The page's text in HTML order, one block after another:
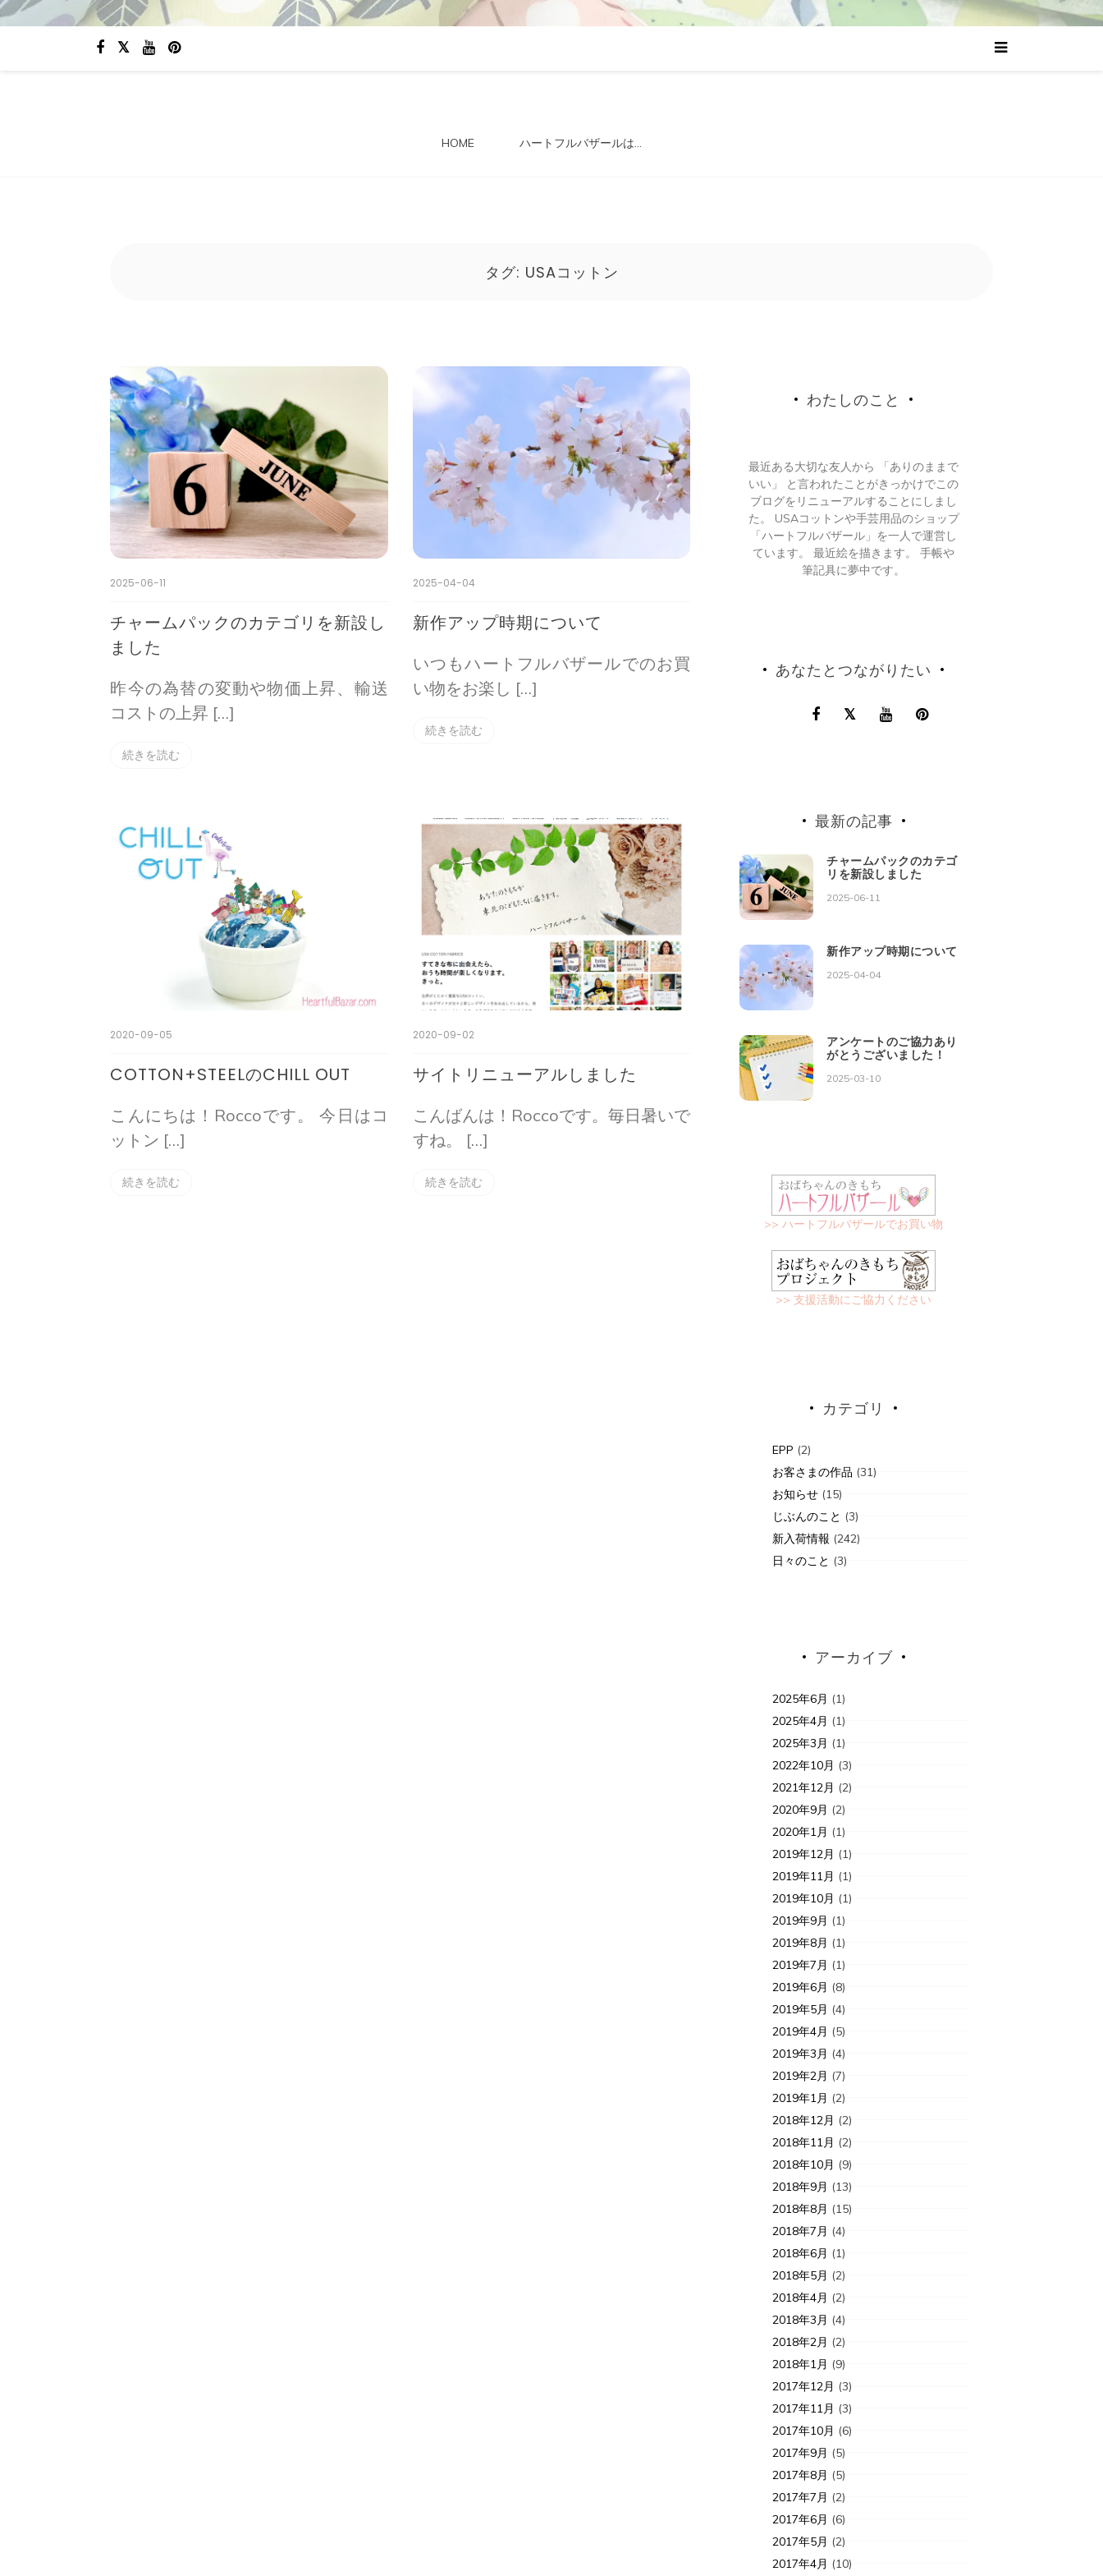
HOME ハートフルバザールは…
タグ: USAコットン
2025-06-11
チャームパックのカテゴリを新設し
ました
昨今の為替の変動や物価上昇、輸送
コストの上昇 […]
続きを読む
2025-04-04
新作アップ時期について
いつもハートフルバザールでのお買
い物をお楽し […]
続きを読む
2020-09-05
COTTON+STEELのCHILL OUT
こんにちは！Roccoです。 今日はコ
ットン […]
続きを読む
2020-09-02
サイトリニューアルしました
こんばんは！Roccoです。毎日暑いで
すね。 […]
続きを読む
わたしのこと
最近ある大切な友人から 「ありのままで
いい」 と言われたことがきっかけでこの
ブログをリニューアルすることにしまし
た。 USAコットンや手芸用品のショップ
「ハートフルバザール」を一人で運営し
ています。 最近絵を描きます。 手帳や
筆記具に夢中です。
あなたとつながりたい
最新の記事
チャームパックのカテゴ
リを新設しました
2025-06-11
新作アップ時期について
2025-04-04
アンケートのご協力あり
がとうございました！
2025-03-10
>> ハートフルバザールでお買い物
>> 支援活動にご協力ください
カテゴリ
EPP (2)
お客さまの作品 (31)
お知らせ (15)
じぶんのこと (3)
新入荷情報 (242)
日々のこと (3)
アーカイブ
2025年6月 (1)
2025年4月 (1)
2025年3月 (1)
2022年10月 (3)
2021年12月 (2)
2020年9月 (2)
2020年1月 (1)
2019年12月 (1)
2019年11月 (1)
2019年10月 (1)
2019年9月 (1)
2019年8月 (1)
2019年7月 (1)
2019年6月 (8)
2019年5月 (4)
2019年4月 (5)
2019年3月 (4)
2019年2月 (7)
2019年1月 (2)
2018年12月 (2)
2018年11月 (2)
2018年10月 (9)
2018年9月 (13)
2018年8月 (15)
2018年7月 (4)
2018年6月 (1)
2018年5月 (2)
2018年4月 (2)
2018年3月 (4)
2018年2月 (2)
2018年1月 (9)
2017年12月 (3)
2017年11月 (3)
2017年10月 (6)
2017年9月 (5)
2017年8月 (5)
2017年7月 (2)
2017年6月 (6)
2017年5月 (2)
2017年4月 (10)